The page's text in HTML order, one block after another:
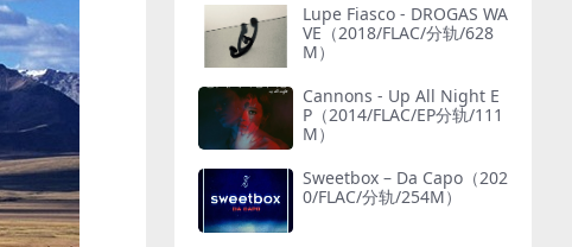
Lupe Fiasco - DROGAS WA
VE（2018/FLAC/分轨/628
M）
Cannons - Up All Night E
P（2014/FLAC/EP分轨/111
M）
Sweetbox – Da Capo（202
0/FLAC/分轨/254M）